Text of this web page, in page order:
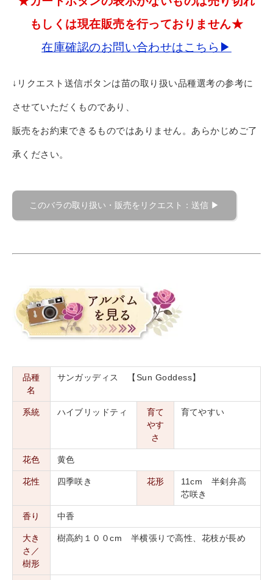
もしくは現在販売を行っておりません★
在庫確認のお問い合わせはこちら▶
↓リクエスト送信ボタンは苗の取り扱い品種選考の参考に
させていただくものであり、
販売をお約束できるものではありません。あらかじめご了
承ください。
品種
名
サンガッディス 【Sun Goddess】
系統 ハイブリッドティ
育て
やす
さ
育てやすい
花色 黄色
花性 四季咲き 花形
11cm 半剣弁高
芯咲き
香り 中香
大き
さ／
樹形
樹高約１００cm 半横張りで高性、花枝が長め